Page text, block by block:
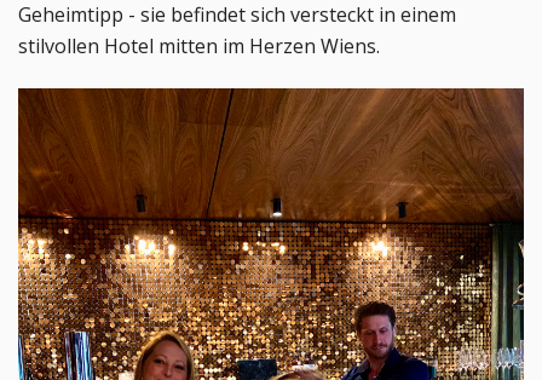
Geheimtipp - sie befindet sich versteckt in einem
stilvollen Hotel mitten im Herzen Wiens.